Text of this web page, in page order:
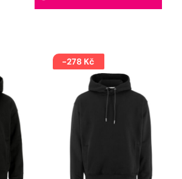
-278 Kč